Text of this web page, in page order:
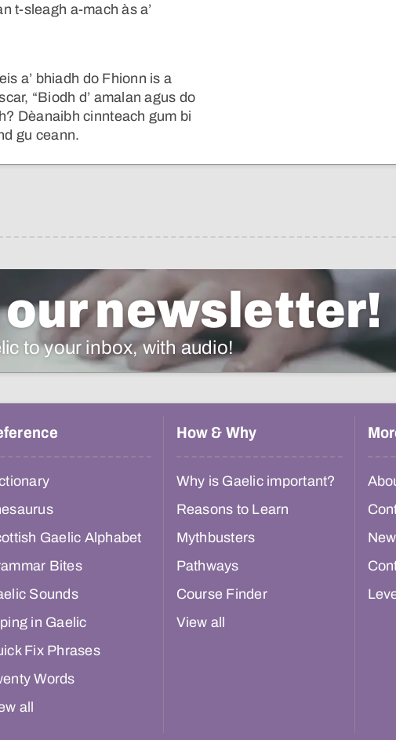
t-sleagh a-mach às a’
a’ bhiadh do Fhionn is a
“Biodh d’ amalan agus do
Dèanaibh cinnteach gum bi
gu ceann.
our newsletter!
to your inbox, with audio!
Gaelic Alphabet
Bites
Sounds
in Gaelic
Fix Phrases
Words
all
How & Why
Why is Gaelic important?
Reasons to Learn
Mythbusters
Pathways
Course Finder
View all